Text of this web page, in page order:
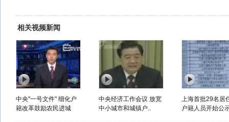
相关视频新闻
中央"一号文件" 细化户
籍改革鼓励农民进城
中央经济工作会议 放宽
中小城市和城镇户..
上海首批29名居
户籍人员开始公